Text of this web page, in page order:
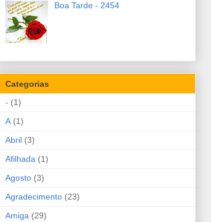
Boa Tarde - 2454
Categorias
- (1)
A (1)
Abril (3)
Afilhada (1)
Agosto (3)
Agradecimento (23)
Amiga (29)